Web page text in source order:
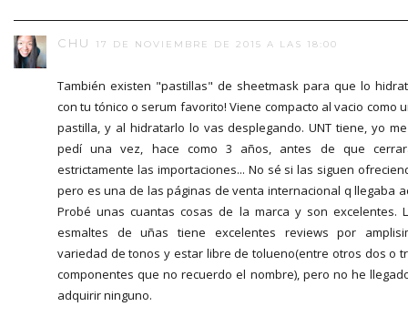
CHU 17 DE NOVIEMBRE DE 2015 A LAS 18:00
También existen "pastillas" de sheetmask para que lo
con tu tónico o serum favorito! Viene compacto al vacio como
pastilla, y al hidratarlo lo vas desplegando. UNT tiene, yo
pedí una vez, hace como 3 años, antes de que
estrictamente las importaciones... No sé si las siguen
pero es una de las páginas de venta internacional q llegaba
Probé unas cuantas cosas de la marca y son excelentes.
esmaltes de uñas tiene excelentes reviews por
variedad de tonos y estar libre de tolueno(entre otros dos o
componentes que no recuerdo el nombre), pero no he
adquirir ninguno.